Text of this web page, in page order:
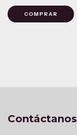
Contáctanos